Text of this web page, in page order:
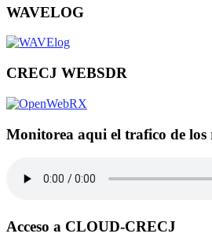
WAVELOG
CRECJ WEBSDR
Monitorea aqui el trafico de los
Acceso a CLOUD-CRECJ